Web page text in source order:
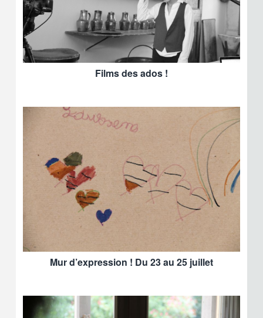
Films des ados !
Mur d’expression ! Du 23 au 25 juillet